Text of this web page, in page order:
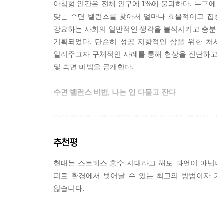
는 게 좋다. 새벽 2시부터 3시까지 형광등 5개 정
벽이나 오전에 수면 호르몬인 멜라토닌이 계속 나
--- p.107
사람의 생체 리듬은 24.3시간이며 자연의 변동
일반형(정상형), 저녁형(지연형), 아침형(조기형)
체 시계를 고려해 점진적으로 변화시켜서 습관을
아침형 인간은 전체 인구에 1%에 불과하다. 누구
맞는 수면 밸런스를 찾아서 얼마나 효율적이고
강요하는 사회의 일반적인 생각을 불식시키고 충
기획되었다. 단순히 성공 지향적인 삶을 위한
알려주고자 구체적인 사례를 통해 현상을 진단하
및 숙면 비법을 공개한다.
수면 밸런스 비법, 나는 입 다물고 잔다
수면 자세를 보면 수면의 질을 알 수 있다. 건강한
요소다. 각각의 증상에는 여러 가지 원인이 따르
치료하지 않고 억지로 입을 다물게 하면 호흡
불규칙하여 잠을 많이 자도 피곤할 수밖에 없고,
잠을 어떻게 자느냐에 따라 얼굴의 형태가 달라
추천평
현대는 스트레스 홍수 시대라고 해도 과언이 아
피로 환경에서 벗어날 수 있는 최고의 방법이자
않습니다.